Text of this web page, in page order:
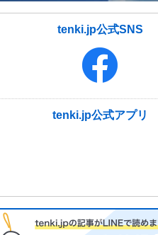
tenki.jp公式SNS
tenki.jp公式アプリ